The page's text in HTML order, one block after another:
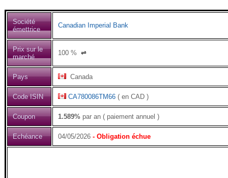
Société
émettrice
Canadian Imperial Bank
Prix sur le
marché
100 % ⇌
Pays Canada
Code ISIN CA780086TM66 ( en CAD )
Coupon 1.589% par an ( paiement annuel )
Echéance 04/05/2026 - Obligation échue